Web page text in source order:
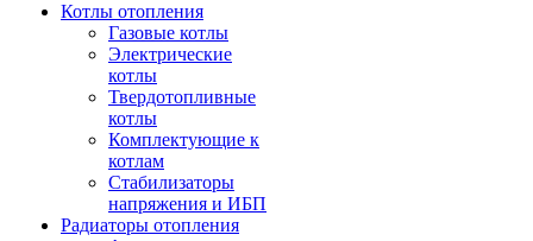
Котлы отопления
Газовые котлы
Электрические
котлы
Твердотопливные
котлы
Комплектующие к
котлам
Стабилизаторы
напряжения и ИБП
Радиаторы отопления